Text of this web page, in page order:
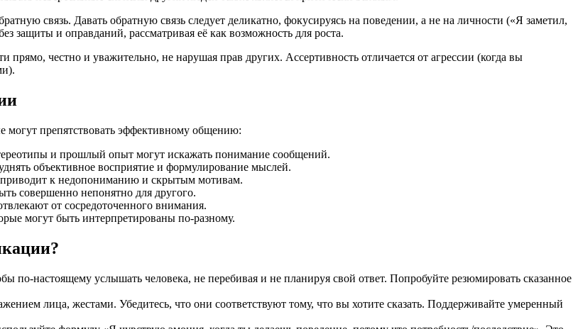
связь. Давать обратную связь следует деликатно, фокусируясь на поведении, а не на личности («Я заметил,
защиты и оправданий, рассматривая её как возможность для роста.
честно и уважительно, не нарушая прав других. Ассертивность отличается от агрессии (когда вы
могут препятствовать эффективному общению:
и прошлый опыт могут искажать понимание сообщений.
объективное восприятие и формулирование мыслей.
приводит к недопониманию и скрытым мотивам.
совершенно непонятно для другого.
от сосредоточенного внимания.
могут быть интерпретированы по-разному.
по-настоящему услышать человека, не перебивая и не планируя свой ответ. Попробуйте резюмировать сказанное
лица, жестами. Убедитесь, что они соответствуют тому, что вы хотите сказать. Поддерживайте умеренный